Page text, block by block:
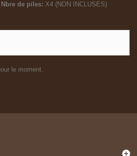
Nbre de piles: X4 (NON INCLUSES)
le moment.